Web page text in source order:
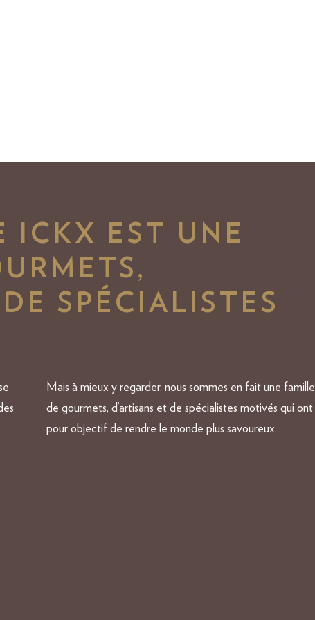
ICKX EST UNE
SPÉCIALISTES
Mais à mieux y regarder, nous sommes en fait une famille
de gourmets, d’artisans et de spécialistes motivés qui ont
pour objectif de rendre le monde plus savoureux.